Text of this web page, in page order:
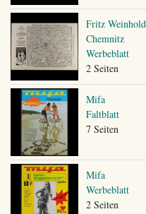
Fritz Weinhold
Chemnitz
Werbeblatt
2 Seiten
Mifa
Faltblatt
7 Seiten
Mifa
Werbeblatt
2 Seiten